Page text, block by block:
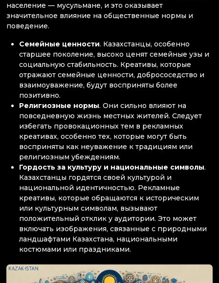
население — мусульмане, и это оказывает
значительное влияние на общественные нормы и
поведение.
Семейные ценности. Казахстанцы, особенно
старшее поколение, высоко ценят семейные узы и
социальную стабильность. Креативы, которые
отражают семейные ценности, добрососедство и
взаимоуважение, будут восприняты более
позитивно.
Религиозные нормы. Они сильно влияют на
повседневную жизнь местных жителей. Следует
избегать провокационных тем в рекламных
креативах, особенно тех, которые могут быть
восприняты как неуважение к традициям или
религиозным убеждениям.
Гордость за культуру и национальные символы.
Казахстанцы гордятся своей культурой и
национальной идентичностью. Рекламные
креативы, которые обращаются к историческим
или культурным символам, вызывают
положительный отклик у аудитории. Это может
включать изображения, связанные с природными
ландшафтами Казахстана, национальными
костюмами или праздниками.